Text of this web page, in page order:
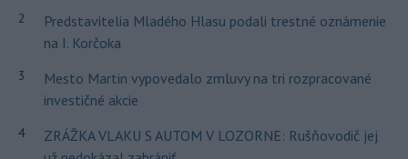
2
Predstavitelia Mladého Hlasu podali trestné oznámenie
na I. Korčoka
3
Mesto Martin vypovedalo zmluvy na tri rozpracované
investičné akcie
4
ZRÁŽKA VLAKU S AUTOM V LOZORNE: Rušňovodič jej